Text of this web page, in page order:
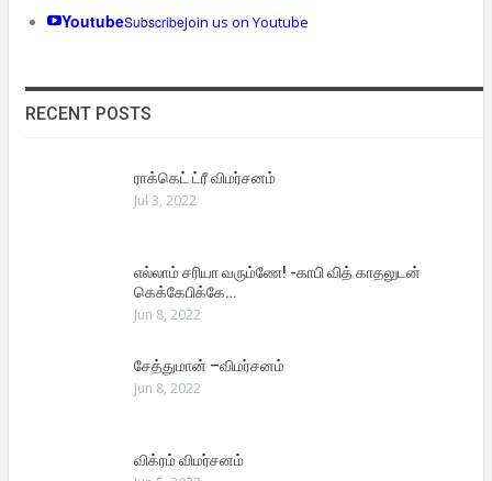
YoutubeSubscribeJoin us on Youtube
RECENT POSTS
ராக்கெட் ட்ரீ விமர்சனம்
Jul 3, 2022
எல்லாம் சரியா வரும்ணே! -காபி வித் காதலுடன்
கெக்கேபிக்கே…
Jun 8, 2022
சேத்துமான் –விமர்சனம்
Jun 8, 2022
விக்ரம் விமர்சனம்